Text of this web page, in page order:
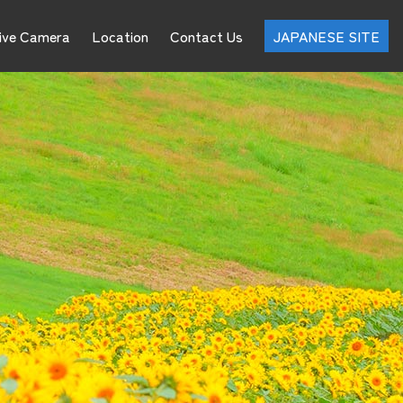
Camera Location Contact Us JAPANESE SITE